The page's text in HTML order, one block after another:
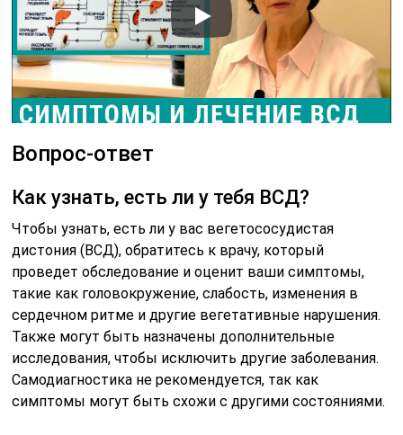
Вопрос-ответ
Как узнать, есть ли у тебя ВСД?
Чтобы узнать, есть ли у вас вегетососудистая
дистония (ВСД), обратитесь к врачу, который
проведет обследование и оценит ваши симптомы,
такие как головокружение, слабость, изменения в
сердечном ритме и другие вегетативные нарушения.
Также могут быть назначены дополнительные
исследования, чтобы исключить другие заболевания.
Самодиагностика не рекомендуется, так как
симптомы могут быть схожи с другими состояниями.